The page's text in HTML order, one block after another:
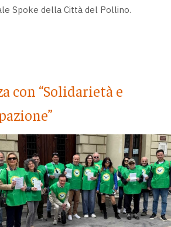
Spoke della Città del Pollino.
con “Solidarietà e